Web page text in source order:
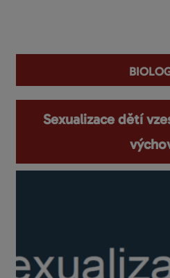
Sexualizace dětí